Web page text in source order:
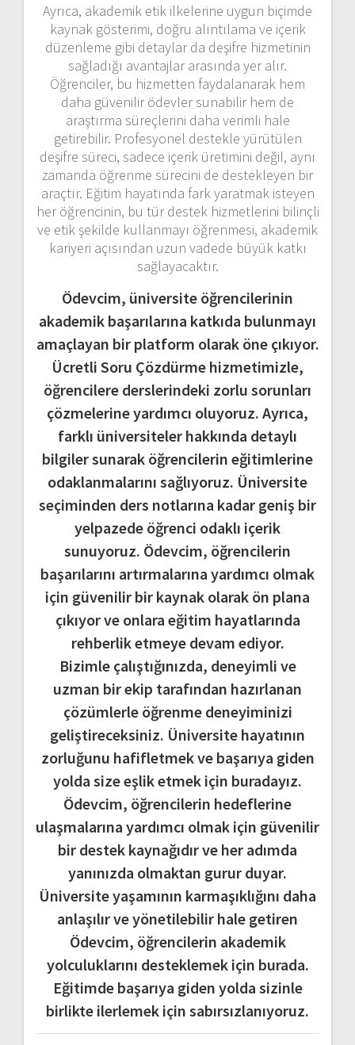
Ayrıca, akademik etik ilkelerine uygun biçimde
kaynak gösterimi, doğru alıntılama ve içerik
düzenleme gibi detaylar da deşifre hizmetinin
sağladığı avantajlar arasında yer alır.
Öğrenciler, bu hizmetten faydalanarak hem
daha güvenilir ödevler sunabilir hem de
araştırma süreçlerini daha verimli hale
getirebilir. Profesyonel destekle yürütülen
deşifre süreci, sadece içerik üretimini değil, aynı
zamanda öğrenme sürecini de destekleyen bir
araçtır. Eğitim hayatında fark yaratmak isteyen
her öğrencinin, bu tür destek hizmetlerini bilinçli
ve etik şekilde kullanmayı öğrenmesi, akademik
kariyeri açısından uzun vadede büyük katkı
sağlayacaktır.
Ödevcim, üniversite öğrencilerinin
akademik başarılarına katkıda bulunmayı
amaçlayan bir platform olarak öne çıkıyor.
Ücretli Soru Çözdürme hizmetimizle,
öğrencilere derslerindeki zorlu sorunları
çözmelerine yardımcı oluyoruz. Ayrıca,
farklı üniversiteler hakkında detaylı
bilgiler sunarak öğrencilerin eğitimlerine
odaklanmalarını sağlıyoruz. Üniversite
seçiminden ders notlarına kadar geniş bir
yelpazede öğrenci odaklı içerik
sunuyoruz. Ödevcim, öğrencilerin
başarılarını artırmalarına yardımcı olmak
için güvenilir bir kaynak olarak ön plana
çıkıyor ve onlara eğitim hayatlarında
rehberlik etmeye devam ediyor.
Bizimle çalıştığınızda, deneyimli ve
uzman bir ekip tarafından hazırlanan
çözümlerle öğrenme deneyiminizi
geliştireceksiniz. Üniversite hayatının
zorluğunu hafifletmek ve başarıya giden
yolda size eşlik etmek için buradayız.
Ödevcim, öğrencilerin hedeflerine
ulaşmalarına yardımcı olmak için güvenilir
bir destek kaynağıdır ve her adımda
yanınızda olmaktan gurur duyar.
Üniversite yaşamının karmaşıklığını daha
anlaşılır ve yönetilebilir hale getiren
Ödevcim, öğrencilerin akademik
yolculuklarını desteklemek için burada.
Eğitimde başarıya giden yolda sizinle
birlikte ilerlemek için sabırsızlanıyoruz.